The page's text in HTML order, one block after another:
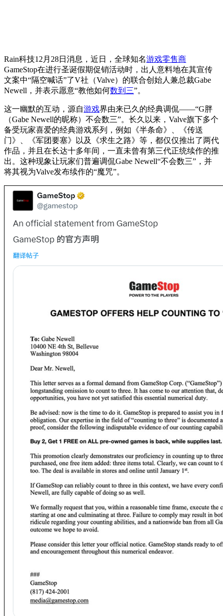
Rain科技12月28日消息，近日，全球知名游戏零售商
GameStop在进行圣诞假期促销活动时，出人意料地在其宣传
文案中“隔空喊话”了V社（Valve）的联合创始人兼总裁Gabe
Newell，并表示愿意“教他如何数到三”。
这一幽默的互动，源自游戏界由来已久的经典调侃——“G胖
（Gabe Newell的昵称）不会数三”。长久以来，Valve旗下多个
备受玩家喜爱的经典游戏系列，例如《半条命》、《传送
门》、《军团要塞》以及《求生之路》等，都仅仅推出了两代
作品，并且在长达十多年间，一直未曾有第三代正统续作的推
出。这种现象让玩家们普遍调侃Gabe Newell“不会数三”，并
将其视为Valve发布续作的“魔咒”。